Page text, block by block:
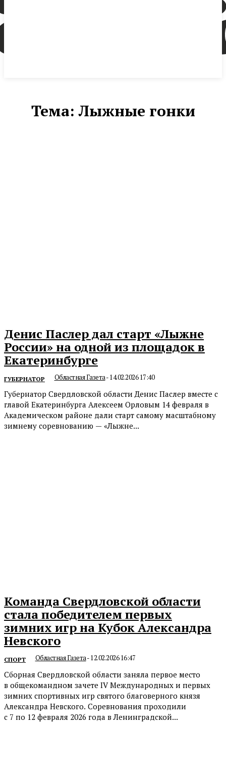
Тема:Лыжные гонки
Денис Паслер дал старт «Лыжне
России» на одной из площадок в
Екатеринбурге
ГУБЕРНАТОР Областная Газета-14.02.2026 17:40
Губернатор Свердловской области Денис Паслер вместе с
главой Екатеринбурга Алексеем Орловым 14 февраля в
Академическом районе дали старт самому масштабному
зимнему соревнованию — «Лыжне...
Команда Свердловской области
стала победителем первых
зимних игр на Кубок Александра
Невского
СПОРТ Областная Газета-12.02.2026 16:47
Сборная Свердловской области заняла первое место
в общекомандном зачете IV Международных и первых
зимних спортивных игр святого благоверного князя
Александра Невского. Соревнования проходили
с 7 по 12 февраля 2026 года в Ленинградской...